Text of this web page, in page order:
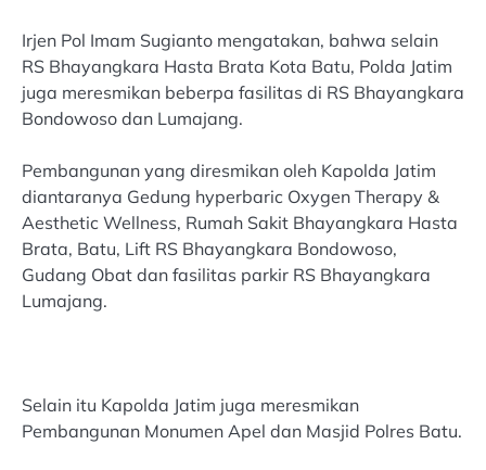
Irjen Pol Imam Sugianto mengatakan, bahwa selain
RS Bhayangkara Hasta Brata Kota Batu, Polda Jatim
juga meresmikan beberpa fasilitas di RS Bhayangkara
Bondowoso dan Lumajang.
Pembangunan yang diresmikan oleh Kapolda Jatim
diantaranya Gedung hyperbaric Oxygen Therapy &
Aesthetic Wellness, Rumah Sakit Bhayangkara Hasta
Brata, Batu, Lift RS Bhayangkara Bondowoso,
Gudang Obat dan fasilitas parkir RS Bhayangkara
Lumajang.
Selain itu Kapolda Jatim juga meresmikan
Pembangunan Monumen Apel dan Masjid Polres Batu.